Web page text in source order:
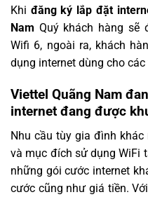
Khi đăng ký lắp đặt
Nam Quý khách hàng sẽ
Wifi 6, ngoài ra, khách
dụng internet dùng cho các
Viettel Quãng Nam
internet đang được
Nhu cầu tùy gia đình
và mục đích sử dụng WiFi
những gói cước internet
cước cũng như giá tiền.